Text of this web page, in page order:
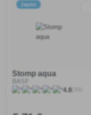
Jauns
Stomp aqua
BASF
4.8(39)